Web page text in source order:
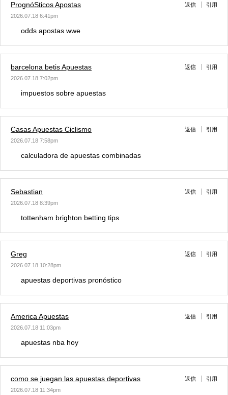
PrognóSticos Apostas
2026.07.18 6:41pm
返信 引用
odds apostas wwe
barcelona betis Apuestas
2026.07.18 7:02pm
返信 引用
impuestos sobre apuestas
Casas Apuestas Ciclismo
2026.07.18 7:58pm
返信 引用
calculadora de apuestas combinadas
Sebastian
2026.07.18 8:39pm
返信 引用
tottenham brighton betting tips
Greg
2026.07.18 10:28pm
返信 引用
apuestas deportivas pronóstico
America Apuestas
2026.07.18 11:03pm
返信 引用
apuestas nba hoy
como se juegan las apuestas deportivas
2026.07.18 11:34pm
返信 引用